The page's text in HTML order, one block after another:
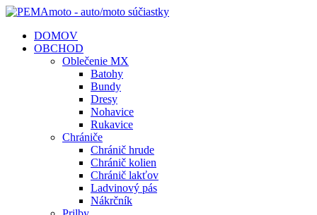
DOMOV
OBCHOD
Oblečenie MX
Batohy
Bundy
Dresy
Nohavice
Rukavice
Chrániče
Chránič hrude
Chránič kolien
Chránič lakťov
Ladvinový pás
Nákrčník